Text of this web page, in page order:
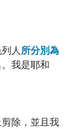
人所分別為
我是耶和
除，並且我